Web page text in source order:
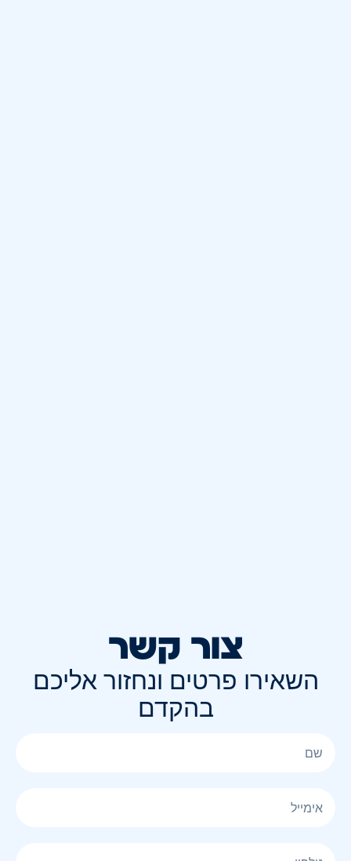
צור קשר
השאירו פרטים ונחזור אליכם
בהקדם